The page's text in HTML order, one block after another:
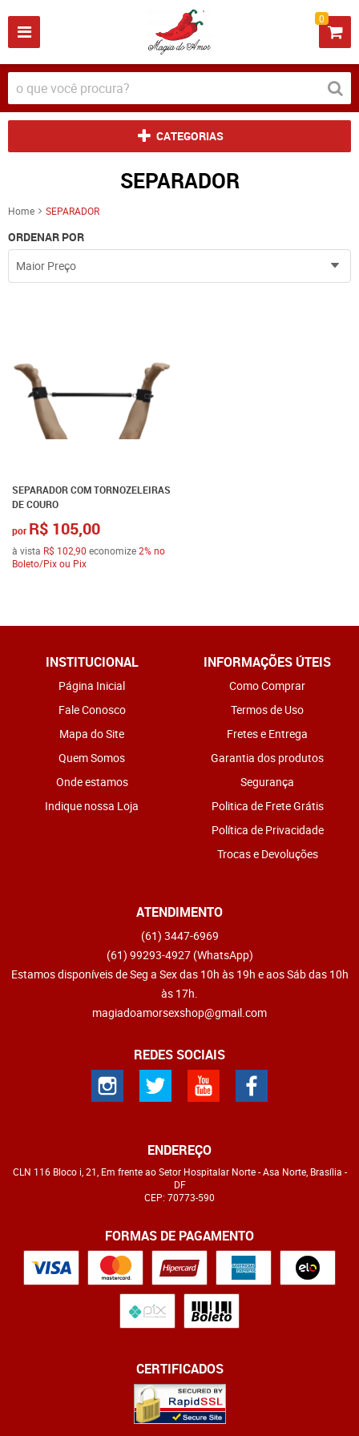
0
CATEGORIAS
SEPARADOR
Home SEPARADOR
ORDENAR POR
Maior Preço
SEPARADOR COM TORNOZELEIRAS
DE COURO
por R$ 105,00
à vista R$ 102,90 economize2%no
Boleto/Pix ou Pix
INSTITUCIONAL
Página Inicial
Fale Conosco
Mapa do Site
Quem Somos
Onde estamos
Indique nossa Loja
INFORMAÇÕES ÚTEIS
Como Comprar
Termos de Uso
Fretes e Entrega
Garantia dos produtos
Segurança
Politica de Frete Grátis
Política de Privacidade
Trocas e Devoluções
ATENDIMENTO
(61) 3447-6969
(61) 99293-4927 (WhatsApp)
Estamos disponíveis de Seg a Sex das 10h às 19h e aos Sáb das 10h
às 17h.
magiadoamorsexshop@gmail.com
REDES SOCIAIS
ENDEREÇO
CLN 116 Bloco i, 21, Em frente ao Setor Hospitalar Norte-Asa Norte, Brasília -
DF
CEP: 70773-590
FORMAS DE PAGAMENTO
CERTIFICADOS